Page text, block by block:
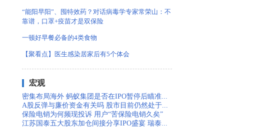
“能阳早阳”、囤特效药？对话病毒学专家常荣山：不
靠谱，口罩+疫苗才是双保险
一顿好早餐必备的4类食物
【聚看点】医生感染居家后有5个体会
宏观
密集布局海外 蚂蚁集团是否在IPO暂停后瞄准...
A股反弹与廉价资金有关吗 股市目前仍然处于...
保险电销为何频现投诉 用户“苦保险电销久矣”
江苏国泰五大股东加仓间接分享IPO盛宴 瑞泰...